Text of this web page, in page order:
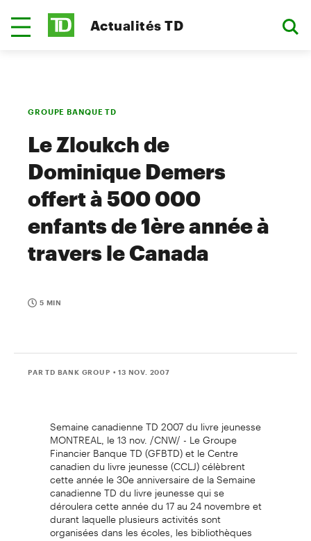
Actualités TD
GROUPE BANQUE TD
Le Zloukch de
Dominique Demers
offert à 500 000
enfants de 1ère année à
travers le Canada
5 MIN
PAR TD BANK GROUP • 13 NOV. 2007
Semaine canadienne TD 2007 du livre jeunesse
MONTREAL, le 13 nov. /CNW/ - Le Groupe
Financier Banque TD (GFBTD) et le Centre
canadien du livre jeunesse (CCLJ) célèbrent
cette année le 30e anniversaire de la Semaine
canadienne TD du livre jeunesse qui se
déroulera cette année du 17 au 24 novembre et
durant laquelle plusieurs activités sont
organisées dans les écoles, les bibliothèques